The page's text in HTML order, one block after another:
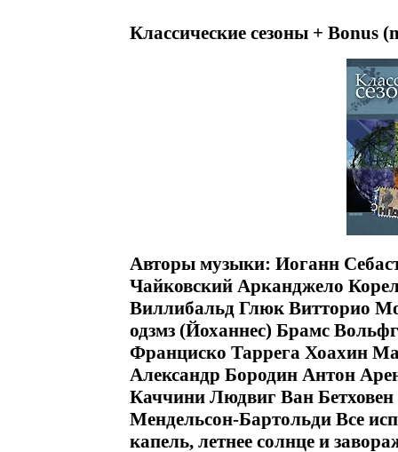
Классические сезоны + Bonus
Авторы музыки: Иоганн
Чайковский Арканджело
Виллибальд Глюк Витторио
одзмз (Йоханнес) Брамс
Франциско Таррега Хоахин
Александр Бородин Антон
Каччини Людвиг Ван
Мендельсон-Бартольди Все
капель, летнее солнце и